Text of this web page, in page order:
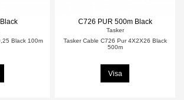
Black 100m
C726 PUR 500m Black
Tasker
Tasker Cable C726 Pur 4X2X26 Black
500m
Visa